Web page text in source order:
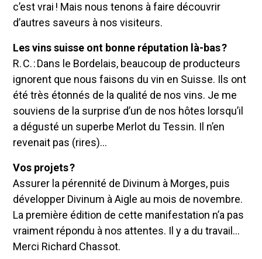
c’est vrai ! Mais nous tenons à faire découvrir
d’autres saveurs à nos visiteurs.
Les vins suisse ont bonne réputation là-bas ?
R. C. : Dans le Bordelais, beaucoup de producteurs
ignorent que nous faisons du vin en Suisse. Ils ont
été très étonnés de la qualité de nos vins. Je me
souviens de la surprise d’un de nos hôtes lorsqu’il
a dégusté un superbe Merlot du Tessin. Il n’en
revenait pas (rires)…
Vos projets ?
Assurer la pérennité de Divinum à Morges, puis
développer Divinum à Aigle au mois de novembre.
La première édition de cette manifestation n’a pas
vraiment répondu à nos attentes. Il y a du travail…
Merci Richard Chassot.